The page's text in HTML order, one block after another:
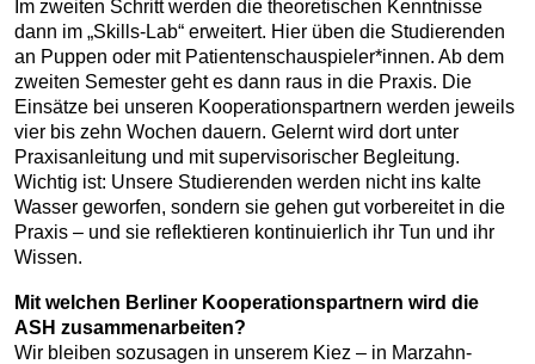
Im zweiten Schritt werden die theoretischen Kenntnisse
dann im „Skills-Lab“ erweitert. Hier üben die Studierenden
an Puppen oder mit Patientenschauspieler*innen. Ab dem
zweiten Semester geht es dann raus in die Praxis. Die
Einsätze bei unseren Kooperationspartnern werden jeweils
vier bis zehn Wochen dauern. Gelernt wird dort unter
Praxisanleitung und mit supervisorischer Begleitung.
Wichtig ist: Unsere Studierenden werden nicht ins kalte
Wasser geworfen, sondern sie gehen gut vorbereitet in die
Praxis – und sie reflektieren kontinuierlich ihr Tun und ihr
Wissen.
Mit welchen Berliner Kooperationspartnern wird die
ASH zusammenarbeiten?
Wir bleiben sozusagen in unserem Kiez – in Marzahn-